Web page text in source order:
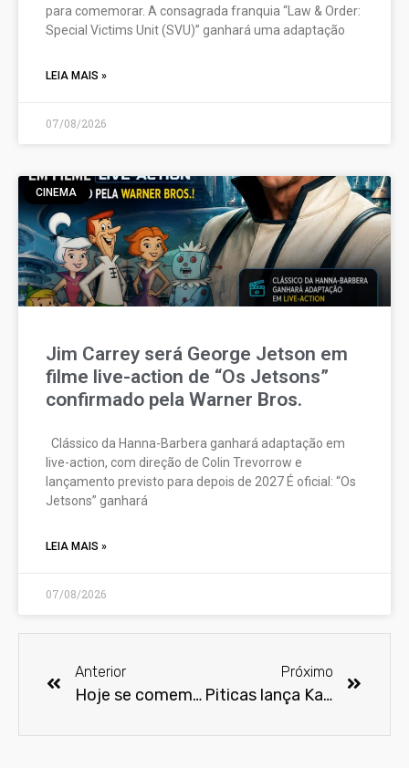
para comemorar. A consagrada franquia “Law & Order:
Special Victims Unit (SVU)” ganhará uma adaptação
LEIA MAIS »
07/08/2026
CINEMA
Jim Carrey será George Jetson em
filme live-action de “Os Jetsons”
confirmado pela Warner Bros.
Clássico da Hanna-Barbera ganhará adaptação em
live-action, com direção de Colin Trevorrow e
lançamento previsto para depois de 2027 É oficial: “Os
Jetsons” ganhará
LEIA MAIS »
07/08/2026
Anterior
Hoje se comemora o Dia de Star Trek
Próximo
Piticas lança Katon, restaurante oriental temático de animes, no Shopping Metrô Santa Cruz